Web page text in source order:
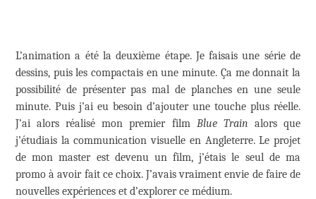
L’animation a été la deuxième étape. Je faisais une série de
dessins, puis les compactais en une minute. Ça me donnait la
possibilité de présenter pas mal de planches en une seule
minute. Puis j’ai eu besoin d’ajouter une touche plus réelle.
J’ai alors réalisé mon premier filmBlue Train alors que
j’étudiais la communication visuelle en Angleterre. Le projet
de mon master est devenu un film, j’étais le seul de ma
promo à avoir fait ce choix. J’avais vraiment envie de faire de
nouvelles expériences et d’explorer ce médium.